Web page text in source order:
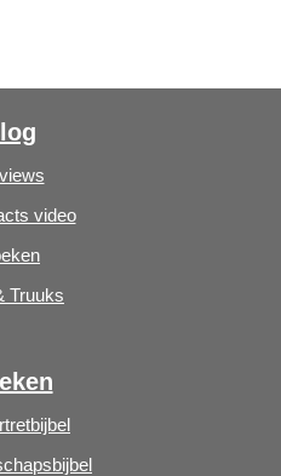
video
Truuks